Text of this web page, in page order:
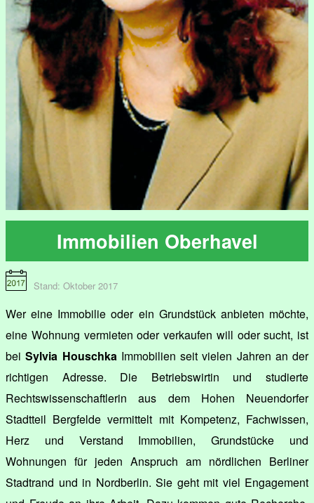
Immobilien Oberhavel
Stand: Oktober 2017
Wer eine Immobilie oder ein Grundstück anbieten möchte,
eine Wohnung vermieten oder verkaufen will oder sucht, ist
beiSylvia HouschkaImmobilien seit vielen Jahren an der
richtigen Adresse. Die Betriebswirtin und studierte
Rechtswissenschaftlerin aus dem Hohen Neuendorfer
Stadtteil Bergfelde vermittelt mit Kompetenz, Fachwissen,
Herz und Verstand Immobilien, Grundstücke und
Wohnungen für jeden Anspruch am nördlichen Berliner
Stadtrand und in Nordberlin. Sie geht mit viel Engagement